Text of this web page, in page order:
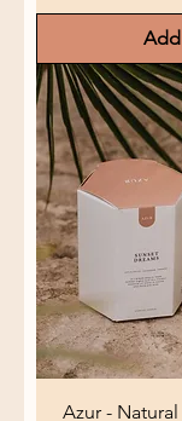
Azur -